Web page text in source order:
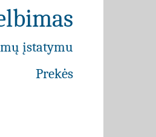
įstatymu
Prekės